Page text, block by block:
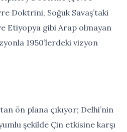
Doktrini, Soğuk Savaş’taki
Etiyopya gibi Arap olmayan
1950’lerdeki vizyon
ön plana çıkıyor; Delhi’nin
şekilde Çin etkisine karşı